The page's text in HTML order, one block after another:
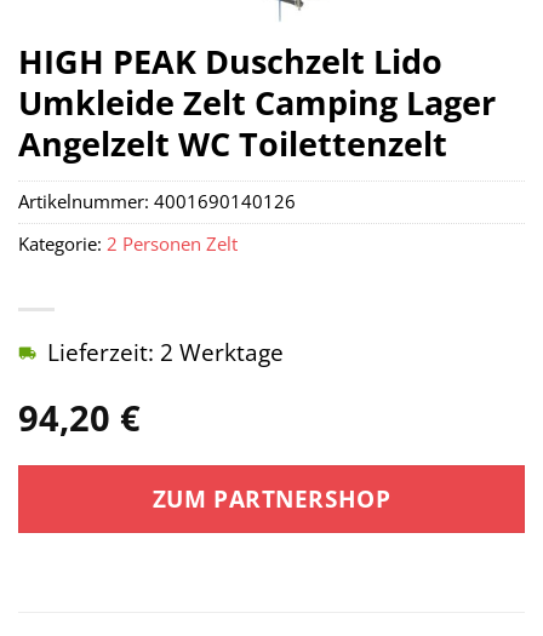
HIGH PEAK Duschzelt Lido
Umkleide Zelt Camping Lager
Angelzelt WC Toilettenzelt
94,20 €
Lieferzeit: 2 Werktage
ZUM PARTNERSHOP
Artikelnummer: 4001690140126
Kategorie: 2 Personen Zelt